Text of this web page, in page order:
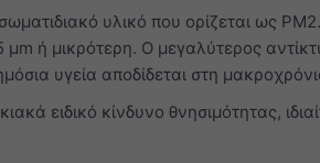
υλικό που ορίζεται ως
μm ή μικρότερη. Ο μεγαλύτερος
υγεία αποδίδεται στη
ειδικό κίνδυνο θνησιμότητας,